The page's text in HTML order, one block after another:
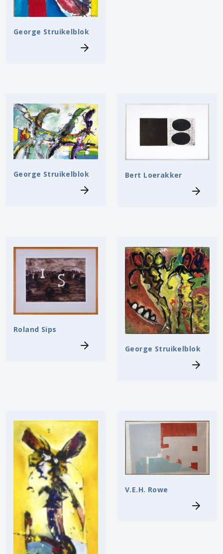
George Struikelblok
George Struikelblok Bert Loerakker
Roland Sips
George Struikelblok
V.E.H. Rowe